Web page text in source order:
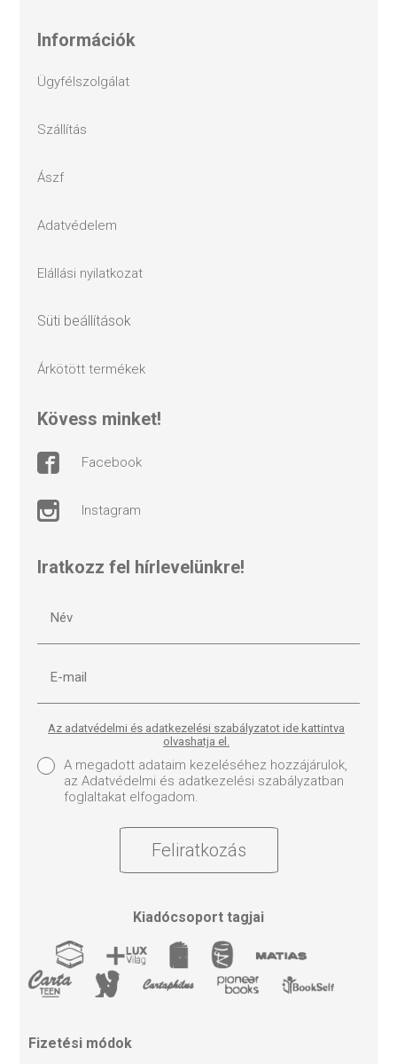
információk
ügyfélszolgálat
szállítás
ászf
adatvédelem
elállási nyilatkozat
süti beállítások
árkötött termékek
kövess minket!
facebook
instagram
Iratkozz fel hírlevelünkre!
Az adatvédelmi és adatkezelési szabályzatot ide kattintva
olvashatja el.
A megadott adataim kezeléséhez hozzájárulok,
az Adatvédelmi és adatkezelési szabályzatban
foglaltakat elfogadom.
Feliratkozás
Kiadócsoport tagjai
Fizetési módok